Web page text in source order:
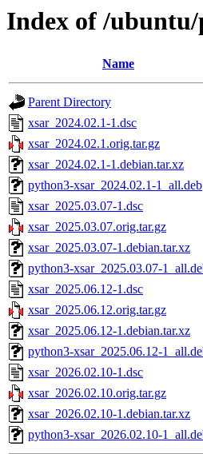
Index of /
Name
Parent Directory
xsar_2024.02.1-1.dsc
xsar_2024.02.1.orig.tar.gz
xsar_2024.02.1-1.debian.tar.xz
python3-xsar_2024.02.1-1_all.deb
xsar_2025.03.07-1.dsc
xsar_2025.03.07.orig.tar.gz
xsar_2025.03.07-1.debian.tar.xz
python3-xsar_2025.03.07-
xsar_2025.06.12-1.dsc
xsar_2025.06.12.orig.tar.gz
xsar_2025.06.12-1.debian.tar.xz
python3-xsar_2025.06.12-
xsar_2026.02.10-1.dsc
xsar_2026.02.10.orig.tar.gz
xsar_2026.02.10-1.debian.tar.xz
python3-xsar_2026.02.10-